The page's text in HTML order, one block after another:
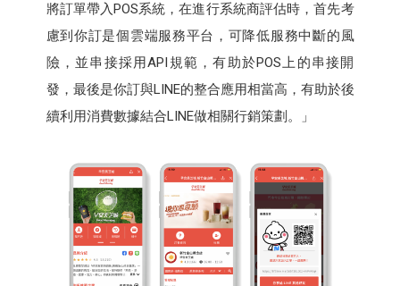
將訂單帶入POS系統，在進行系統商評估時，首先考
慮到你訂是個雲端服務平台，可降低服務中斷的風
險，並串接採用API規範，有助於POS上的串接開
發，最後是你訂與LINE的整合應用相當高，有助於後
續利用消費數據結合LINE做相關行銷策劃。」